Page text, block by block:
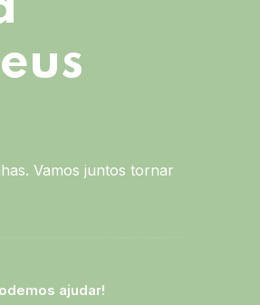
Vamos juntos tornar
ajudar!